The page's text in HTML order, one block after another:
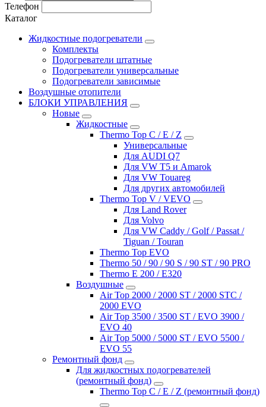
Телефон
Каталог
Жидкостные подогреватели
Комплекты
Подогреватели штатные
Подогреватели универсальные
Подогреватели зависимые
Воздушные отопители
БЛОКИ УПРАВЛЕНИЯ
Новые
Жидкостные
Thermo Top C / E / Z
Универсальные
Для AUDI Q7
Для VW T5 и Amarok
Для VW Touareg
Для других автомобилей
Thermo Top V / VEVO
Для Land Rover
Для Volvo
Для VW Caddy / Golf / Passat /
Tiguan / Touran
Thermo Top EVO
Thermo 50 / 90 / 90 S / 90 ST / 90 PRO
Thermo E 200 / E320
Воздушные
Air Top 2000 / 2000 ST / 2000 STC /
2000 EVO
Air Top 3500 / 3500 ST / EVO 3900 /
EVO 40
Air Top 5000 / 5000 ST / EVO 5500 /
EVO 55
Ремонтный фонд
Для жидкостных подогревателей
(ремонтный фонд)
Thermo Top C / E / Z (ремонтный фонд)